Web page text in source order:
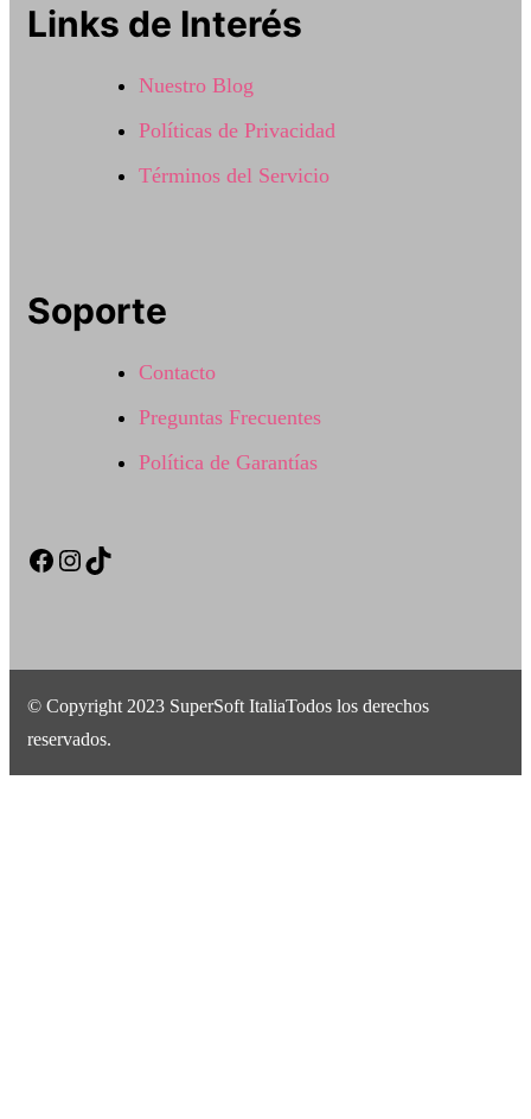
Links de Interés
Nuestro Blog
Políticas de Privacidad
Términos del Servicio
Soporte
Contacto
Preguntas Frecuentes
Política de Garantías
Facebook
Instagram
TikTok
© Copyright 2023 SuperSoft ItaliaTodos los derechos
reservados.